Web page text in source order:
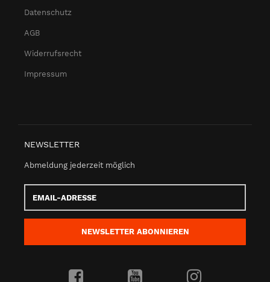
Datenschutz
AGB
Widerrufsrecht
Impressum
NEWSLETTER
Abmeldung jederzeit möglich
Adresse
NEWSLETTER ABONNIEREN